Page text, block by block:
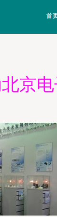
首
京